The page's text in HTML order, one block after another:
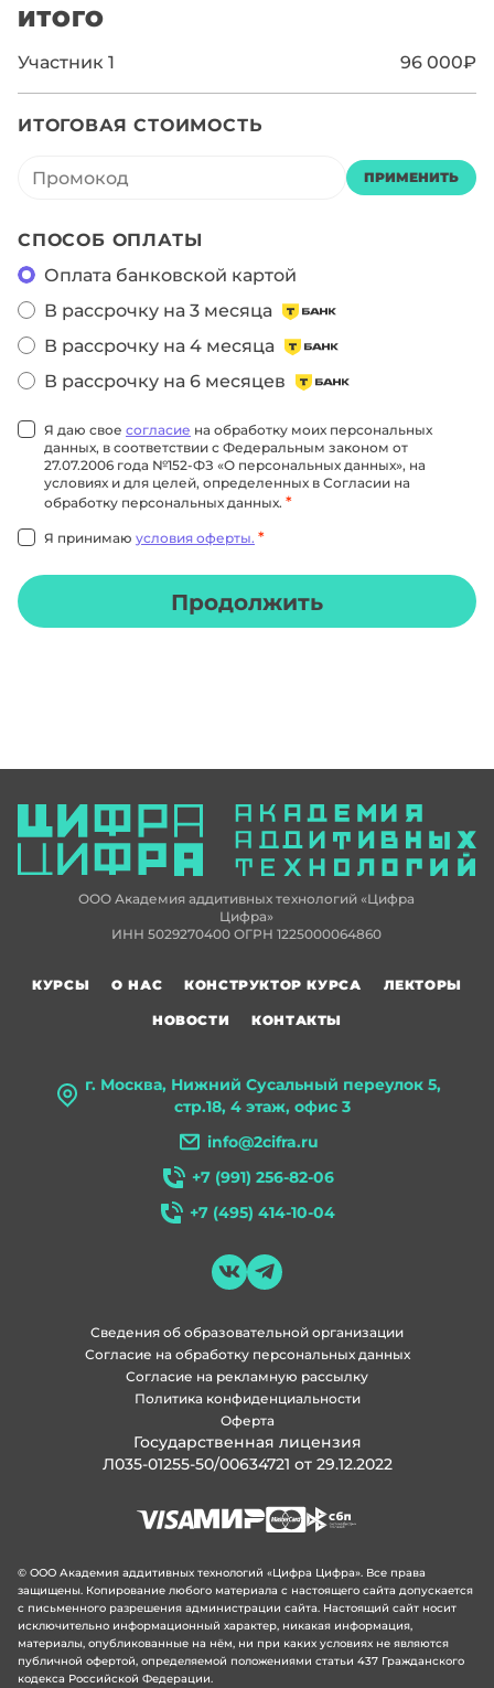
ИТОГО
Участник 1 96 000₽
ИТОГОВАЯ СТОИМОСТЬ
ПРИМЕНИТЬ
СПОСОБ ОПЛАТЫ
Оплата банковской картой
В рассрочку на 3 месяца
В рассрочку на 4 месяца
В рассрочку на 6 месяцев
Я даю свое согласие на обработку моих персональных
данных, в соответствии с Федеральным законом от
27.07.2006 года №152-ФЗ «О персональных данных», на
условиях и для целей, определенных в Согласии на
обработку персональных данных. *
Я принимаю условия оферты. *
Продолжить
ООО Академия аддитивных технологий «Цифра
Цифра»
ИНН 5029270400 ОГРН 1225000064860
г. Москва, Нижний Сусальный переулок 5,
стр.18, 4 этаж, офис 3
info@2cifra.ru
+7 (991) 256-82-06
+7 (495) 414-10-04
КУРСЫ О НАС КОНСТРУКТОР КУРСА
ЛЕКТОРЫ
НОВОСТИ
КОНТАКТЫ
Политика конфиденциальности
Согласие на рекламную рассылку
Согласие на обработку персональных данных
Сведения об образовательной организации
Оферта
Государственная лицензия
Л035-01255-50/00634721 от 29.12.2022
© ООО Академия аддитивных технологий «Цифра Цифра». Все права
защищены. Копирование любого материала с настоящего сайта допускается
с письменного разрешения администрации сайта. Настоящий сайт носит
исключительно информационный характер, никакая информация,
материалы, опубликованные на нём, ни при каких условиях не являются
публичной офертой, определяемой положениями статьи 437 Гражданского
кодекса Российской Федерации.